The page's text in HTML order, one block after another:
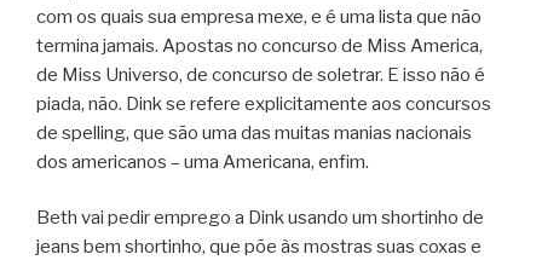
com os quais sua empresa mexe, e é uma lista que não
termina jamais. Apostas no concurso de Miss America,
de Miss Universo, de concurso de soletrar. E isso não é
piada, não. Dink se refere explicitamente aos concursos
de spelling, que são uma das muitas manias nacionais
dos americanos – uma Americana, enfim.
Beth vai pedir emprego a Dink usando um shortinho de
jeans bem shortinho, que põe às mostras suas coxas e